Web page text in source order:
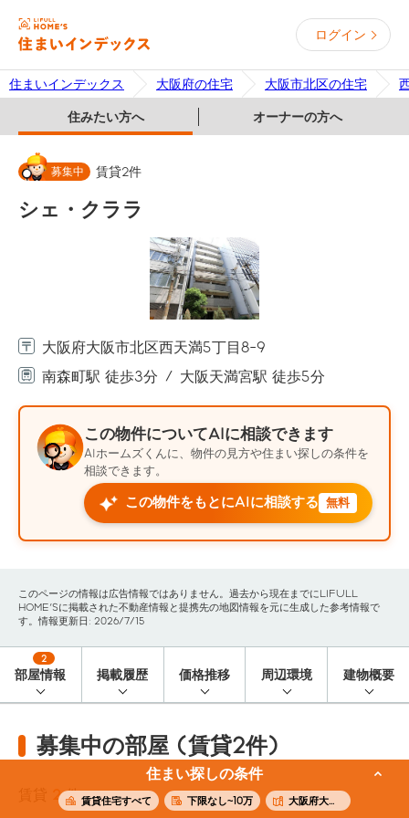
ログイン
住まいインデックス 大阪府の住宅 大阪市北区の住宅
住みたい方へ オーナーの方へ
住まい探しの条件
賃貸住宅すべて 下限なし~10万 大阪府大阪市北区
募集中 賃貸2件
シェ・クララ
大阪府大阪市北区西天満5丁目8-9
南森町駅 徒歩3分
大阪天満宮駅 徒歩5分
この物件についてAIに相談できます
AIホームズくんに、物件の見方や住まい探しの条件を
相談できます。
この物件をもとにAIに相談する 無料
このページの情報は広告情報ではありません。過去から現在までにLIFULL
HOME'Sに掲載された不動産情報と提携先の地図情報を元に生成した参考情報で
す。情報更新日: 2026/7/15
部屋情報
2
掲載履歴 価格推移 周辺環境 建物概要
募集中の部屋 (賃貸2件)
2 件